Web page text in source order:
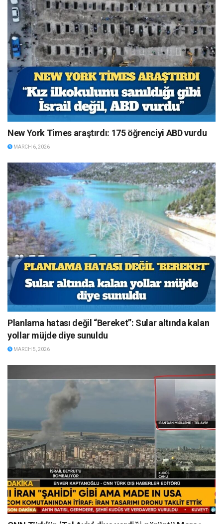
New York Times araştırdı: 175 öğrenciyi ABD vurdu
MARCH 6, 2026
Planlama hatası değil “Bereket”: Sular altında kalan
yollar müjde diye sunuldu
MARCH 5, 2026